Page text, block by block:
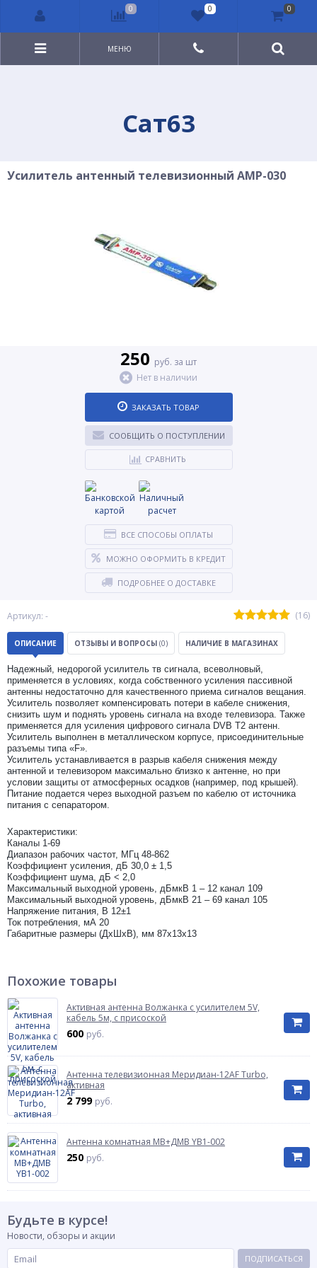
Сат63
МЕНЮ
Усилитель антенный телевизионный AMP-030
Артикул: - (16)
250 руб. за шт
Нет в наличии
ЗАКАЗАТЬ ТОВАР
СООБЩИТЬ О ПОСТУПЛЕНИИ
СРАВНИТЬ
ВСЕ СПОСОБЫ ОПЛАТЫ
МОЖНО ОФОРМИТЬ В КРЕДИТ
ПОДРОБНЕЕ О ДОСТАВКЕ
ОПИСАНИЕ ОТЗЫВЫ И ВОПРОСЫ (0) НАЛИЧИЕ В МАГАЗИНАХ
Надежный, недорогой усилитель тв сигнала, всеволновый,
применяется в условиях, когда собственного усиления пассивной
антенны недостаточно для качественного приема сигналов вещания.
Усилитель позволяет компенсировать потери в кабеле снижения,
снизить шум и поднять уровень сигнала на входе телевизора. Также
применяется для усиления цифрового сигнала DVB T2 антенн.
Усилитель выполнен в металлическом корпусе, присоединительные
разъемы типа «F».
Усилитель устанавливается в разрыв кабеля снижения между
антенной и телевизором максимально близко к антенне, но при
условии защиты от атмосферных осадков (например, под крышей).
Питание подается через выходной разъем по кабелю от источника
питания с сепаратором.
Характеристики:
Каналы 1-69
Диапазон рабочих частот, МГц 48-862
Коэффициент усиления, дБ 30,0 ± 1,5
Коэффициент шума, дБ < 2,0
Максимальный выходной уровень, дБмкВ 1 – 12 канал 109
Максимальный выходной уровень, дБмкВ 21 – 69 канал 105
Напряжение питания, В 12±1
Ток потребления, мА 20
Габаритные размеры (ДхШхВ), мм 87х13х13
Похожие товары
Активная антенна Волжанка с усилителем 5V,
кабель 5м, с присоской
600 руб.
Антенна телевизионная Мeридиан-12AF Turbo,
активная
2 799 руб.
Антенна комнатная МВ+ДМВ YB1-002
250 руб.
Будьте в курсе!
Новости, обзоры и акции
ПОДПИСАТЬСЯ
0 0 0